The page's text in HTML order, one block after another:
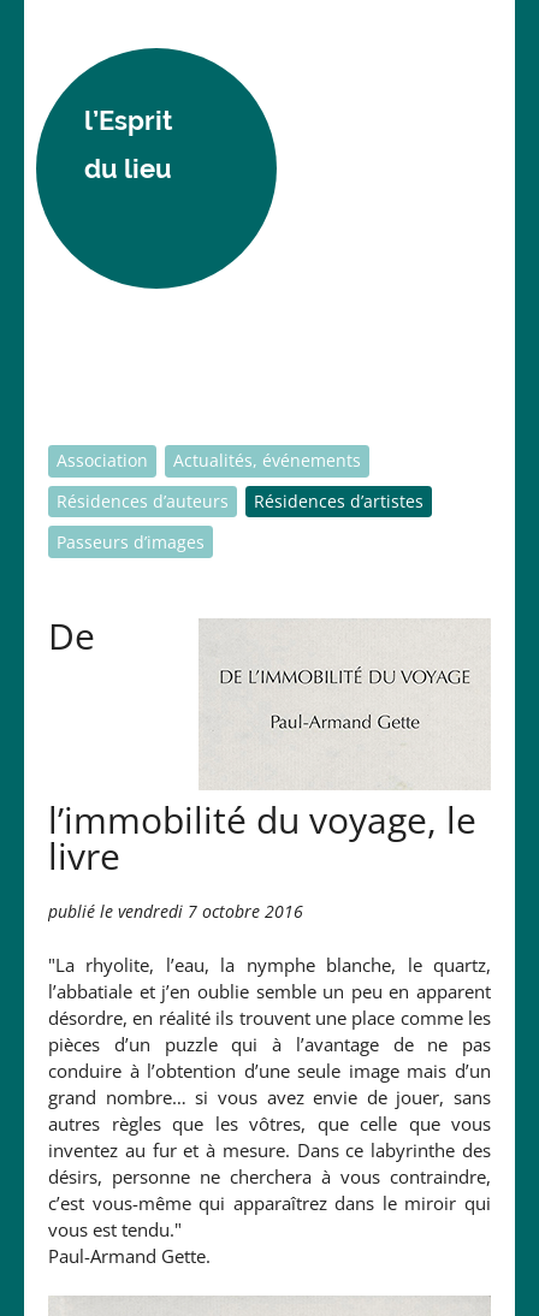
l’Esprit
du lieu
Association
Actualités, événements
Résidences d’auteurs
Résidences d’artistes
Passeurs d’images
De
l’immobilité du voyage, le
livre
publié le vendredi 7 octobre 2016
"La rhyolite, l’eau, la nymphe blanche, le quartz,
l’abbatiale et j’en oublie semble un peu en apparent
désordre, en réalité ils trouvent une place comme les
pièces d’un puzzle qui à l’avantage de ne pas
conduire à l’obtention d’une seule image mais d’un
grand nombre… si vous avez envie de jouer, sans
autres règles que les vôtres, que celle que vous
inventez au fur et à mesure. Dans ce labyrinthe des
désirs, personne ne cherchera à vous contraindre,
c’est vous-même qui apparaîtrez dans le miroir qui
vous est tendu."
Paul-Armand Gette.